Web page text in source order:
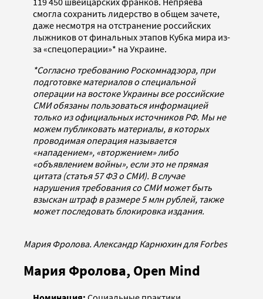
смогла сохранить лидерство в общем зачете,
даже несмотря на отстранение российских
лыжников от финальных этапов Кубка мира из-
за «спецоперации»* на Украине.
*Согласно требованию Роскомнадзора, при
подготовке материалов о специальной
операции на востоке Украины все российские
СМИ обязаны пользоваться информацией
только из официальных источников РФ. Мы не
можем публиковать материалы, в которых
проводимая операция называется
«нападением», «вторжением» либо
«объявлением войны», если это не прямая
цитата (статья 57 ФЗ о СМИ). В случае
нарушения требования со СМИ может быть
взыскан штраф в размере 5 млн рублей, также
может последовать блокировка издания.
Мария Фролова. Александр Карнюхин для Forbes
Мария Фролова, Open Mind